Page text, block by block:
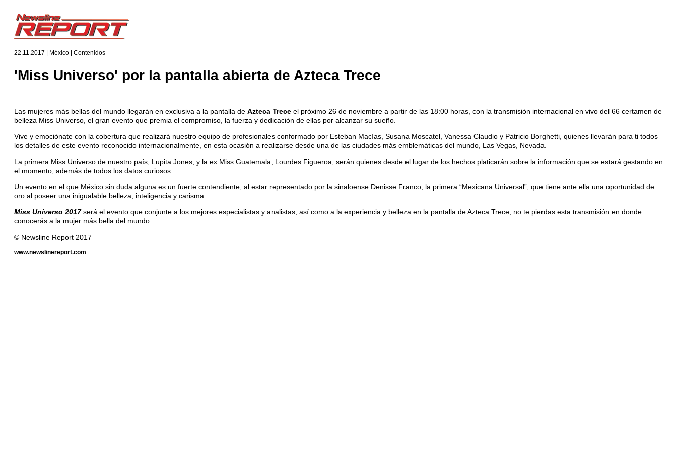
22.11.2017 | México | Contenidos
'Miss Universo' por la pantalla abierta de Azteca Trece
Las mujeres más bellas del mundo llegarán en exclusiva a la pantalla de Azteca Trece el próximo 26 de noviembre a partir de las 18:00 horas, con la transmisión internacional en vivo del 66 certamen de
belleza Miss Universo, el gran evento que premia el compromiso, la fuerza y dedicación de ellas por alcanzar su sueño.
Vive y emociónate con la cobertura que realizará nuestro equipo de profesionales conformado por Esteban Macías, Susana Moscatel, Vanessa Claudio y Patricio Borghetti, quienes llevarán para ti todos
los detalles de este evento reconocido internacionalmente, en esta ocasión a realizarse desde una de las ciudades más emblemáticas del mundo, Las Vegas, Nevada.
La primera Miss Universo de nuestro país, Lupita Jones, y la ex Miss Guatemala, Lourdes Figueroa, serán quienes desde el lugar de los hechos platicarán sobre la información que se estará gestando en
el momento, además de todos los datos curiosos.
Un evento en el que México sin duda alguna es un fuerte contendiente, al estar representado por la sinaloense Denisse Franco, la primera “Mexicana Universal”, que tiene ante ella una oportunidad de
oro al poseer una inigualable belleza, inteligencia y carisma.
Miss Universo 2017será el evento que conjunte a los mejores especialistas y analistas, así como a la experiencia y belleza en la pantalla de Azteca Trece, no te pierdas esta transmisión en donde
conocerás a la mujer más bella del mundo.
© Newsline Report 2017
www.newslinereport.com